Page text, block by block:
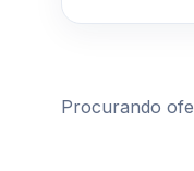
Procurando